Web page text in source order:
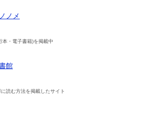
ノメ
本・電子書籍)を掲載中
館
読む方法を掲載したサイト